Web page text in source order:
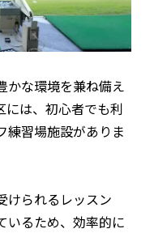
かな環境を兼ね備え
には、初心者でも利
練習場施設がありま
けられるレッスン
いるため、効率的に